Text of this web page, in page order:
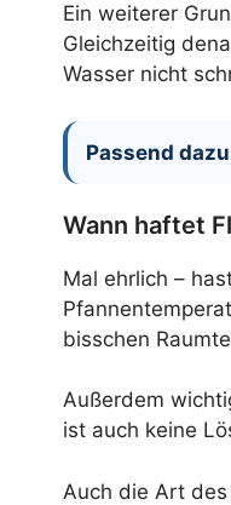
Ein weiterer
Gleichzeitig
Wasser nicht
Passend
Wann haftet
Mal ehrlich –
bisschen
Außerdem
ist auch keine
Auch die Art